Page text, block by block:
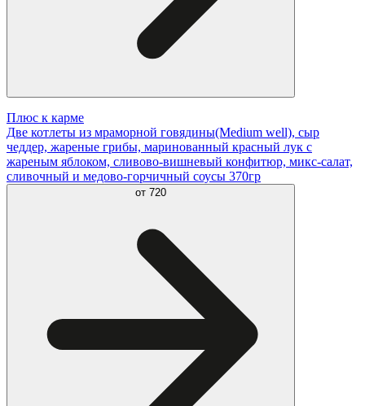
Плюс к карме
Две котлеты из мраморной говядины(Medium well), сыр
чеддер, жареные грибы, маринованный красный лук с
жареным яблоком, сливово-вишневый конфитюр, микс-салат,
сливочный и медово-горчичный соусы 370гр
от 720